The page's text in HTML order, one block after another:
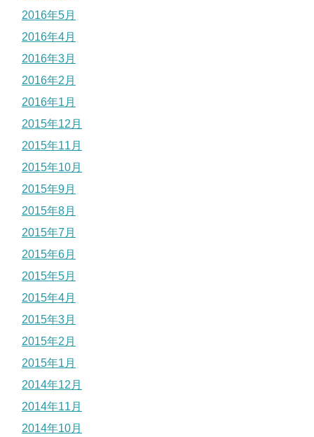
2016年5月
2016年4月
2016年3月
2016年2月
2016年1月
2015年12月
2015年11月
2015年10月
2015年9月
2015年8月
2015年7月
2015年6月
2015年5月
2015年4月
2015年3月
2015年2月
2015年1月
2014年12月
2014年11月
2014年10月